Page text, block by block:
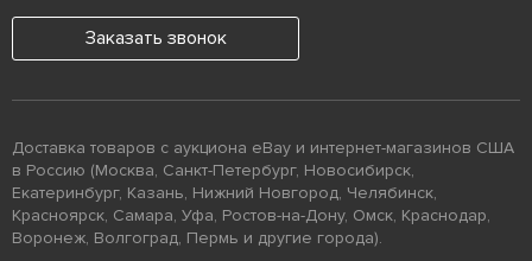
Заказать звонок
Доставка товаров с аукциона eBay и интернет-магазинов США
в Россию (Москва, Санкт-Петербург, Новосибирск,
Екатеринбург, Казань, Нижний Новгород, Челябинск,
Красноярск, Самара, Уфа, Ростов-на-Дону, Омск, Краснодар,
Воронеж, Волгоград, Пермь и другие города).